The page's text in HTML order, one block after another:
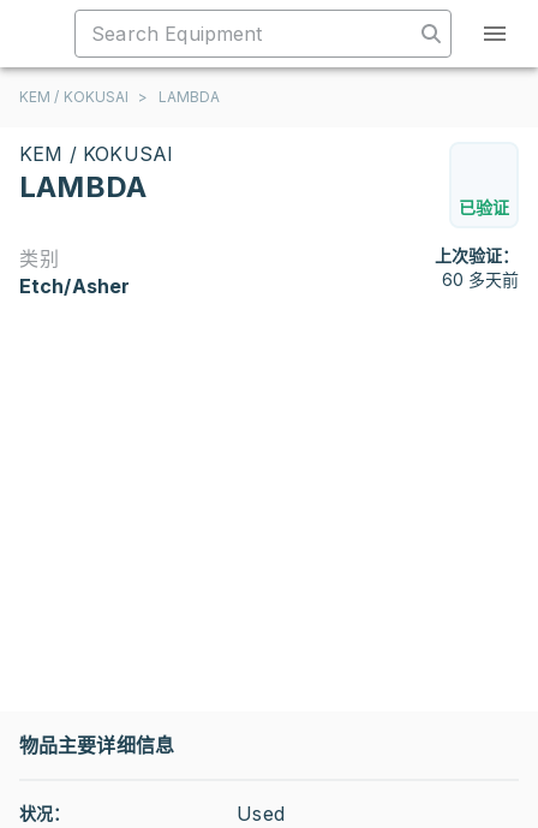
KEM / KOKUSAI > LAMBDA
KEM / KOKUSAI
LAMBDA
已验证
类别
Etch/Asher
上次验证：
60 多天前
物品主要详细信息
状况： Used